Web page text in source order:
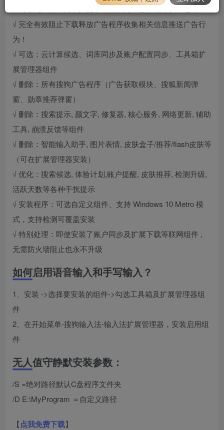
√ 完全有效阻止下载释放广告程序收集相关信息推送广告行
为！
√ 可选：云计算候选、词库同步及账户配置同步、工具箱扩
展管理器组件
√ 删除：所有搜狗广告程序（广告获取模块、搜狐新闻弹
窗、勋章推荐弹窗）
√ 删除：搜索提示, 颜文字, 修复器, 核心服务, 网络更新, 辅助
工具, 崩溃反馈等组件
√ 删除：智能输入助手, 图片表情, 皮肤盒子/推荐/flash皮肤等
（可在扩展管理器安装）
√ 优化：搜索候选, 体验计划,账户提醒, 皮肤推荐, 检测升级,
活跃天数等各种干扰提示
√ 安装程序：可选自定义组件、支持 Windows 10 Metro 模
式，支持检测可覆盖安装
√ 特别处理：即使安装了账户同步及扩展下载等联网组件 ,
无需防火墙阻止也永不升级
如何启用语音输入和手写输入？
1、安装 ->选择要安装的组件->勾选工具箱及扩展管理器组
件
2、在开始菜单-搜狗输入法-输入法扩展管理器，安装启用组
件
无人值守静默安装参数：
/S =绝对路径默认C盘程序文件夹
/D E:\MyProgram ＝自定义路径
【点我免费下载】